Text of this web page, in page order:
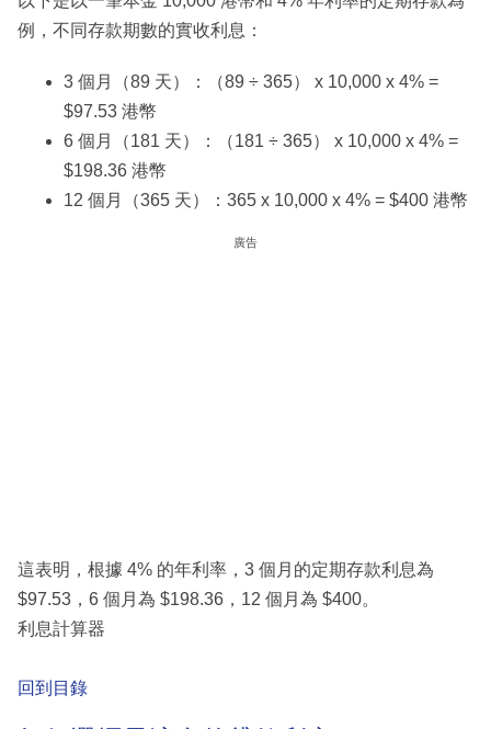
例，不同存款期數的實收利息：
3 個月（89 天）：（89 ÷ 365） x 10,000 x 4% =
$97.53 港幣
6 個月（181 天）：（181 ÷ 365） x 10,000 x 4% =
$198.36 港幣
12 個月（365 天）：365 x 10,000 x 4% = $400 港幣
廣告
這表明，根據 4% 的年利率，3 個月的定期存款利息為
$97.53，6 個月為 $198.36，12 個月為 $400。
利息計算器
回到目錄